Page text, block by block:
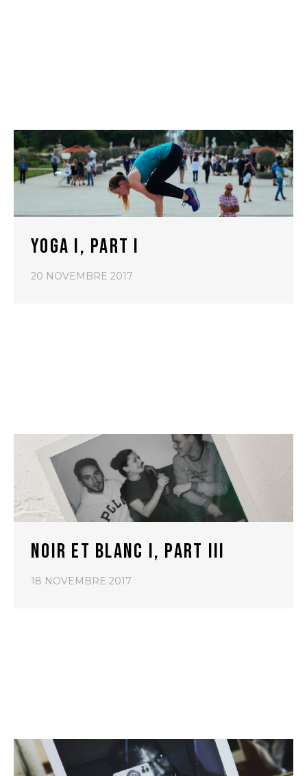
YOGA I, PART I
20 NOVEMBRE 2017
NOIR ET BLANC I, PART III
18 NOVEMBRE 2017